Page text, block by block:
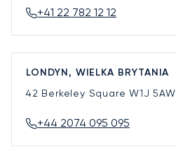
+41 22 782 12 12
LONDYN, WIELKA BRYTANIA
42 Berkeley SquareW1J 5AW
+44 2074 095 095